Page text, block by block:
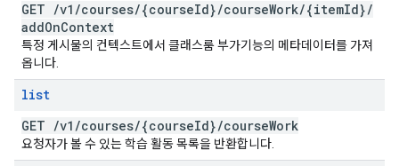
GET /v1 /courses/{courseId}/courseWork/{itemId}/
addOnContext
특정 게시물의 컨텍스트에서 클래스룸 부가기능의 메타데이터를 가져
옵니다.
list
GET /v1 /courses/{courseId}/courseWork
요청자가 볼 수 있는 학습 활동 목록을 반환합니다.